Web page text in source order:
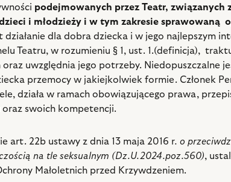
podejmowanych przez Teatr, związanych
i młodzieży i w tym zakresie sprawowaną
działanie dla dobra dziecka i w jego najlepszym
Teatru, w rozumieniu § 1, ust. 1.(definicja),
oraz uwzględnia jego potrzeby. Niedopuszczalne
przemocy w jakiejkolwiek formie. Członek
działa w ramach obowiązującego prawa,
swoich kompetencji.
art. 22b ustawy z dnia 13 maja 2016 r. o
na tle seksualnym (Dz.U.2024.poz.560),
Małoletnich przed Krzywdzeniem.